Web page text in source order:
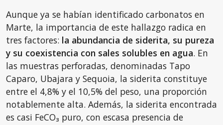
Aunque ya se habían identificado carbonatos en
Marte, la importancia de este hallazgo radica en
tres factores: la abundancia de siderita, su pureza
y su coexistencia con sales solubles en agua. En
las muestras perforadas, denominadas Tapo
Caparo, Ubajara y Sequoia, la siderita constituye
entre el 4,8% y el 10,5% del peso, una proporción
notablemente alta. Además, la siderita encontrada
es casi FeCO₃ puro, con escasa presencia de